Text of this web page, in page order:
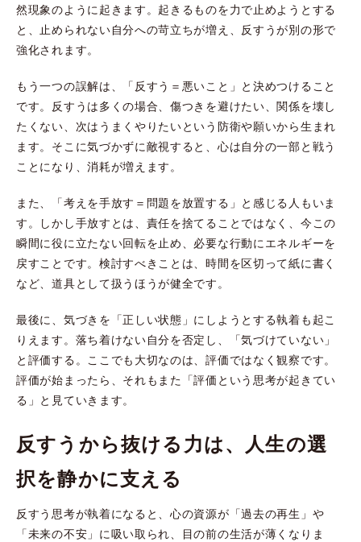
然現象のように起きます。起きるものを力で止めようとする
と、止められない自分への苛立ちが増え、反すうが別の形で
強化されます。
もう一つの誤解は、「反すう＝悪いこと」と決めつけること
です。反すうは多くの場合、傷つきを避けたい、関係を壊し
たくない、次はうまくやりたいという防衛や願いから生まれ
ます。そこに気づかずに敵視すると、心は自分の一部と戦う
ことになり、消耗が増えます。
また、「考えを手放す＝問題を放置する」と感じる人もいま
す。しかし手放すとは、責任を捨てることではなく、今この
瞬間に役に立たない回転を止め、必要な行動にエネルギーを
戻すことです。検討すべきことは、時間を区切って紙に書く
など、道具として扱うほうが健全です。
最後に、気づきを「正しい状態」にしようとする執着も起こ
りえます。落ち着けない自分を否定し、「気づけていない」
と評価する。ここでも大切なのは、評価ではなく観察です。
評価が始まったら、それもまた「評価という思考が起きてい
る」と見ていきます。
反すうから抜ける力は、人生の選
択を静かに支える
反すう思考が執着になると、心の資源が「過去の再生」や
「未来の不安」に吸い取られ、目の前の生活が薄くなりま